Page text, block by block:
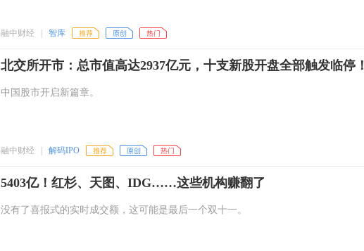
融中财经 智库
北交所开市：总市值高达2937亿元，十支新股开盘全部触发临停！
中国股市开启新篇章。
融中财经 解码IPO
5403亿！红杉、天图、IDG……这些机构赚翻了
没有了喜报式的实时成交额，这可能是最后一个双十一。